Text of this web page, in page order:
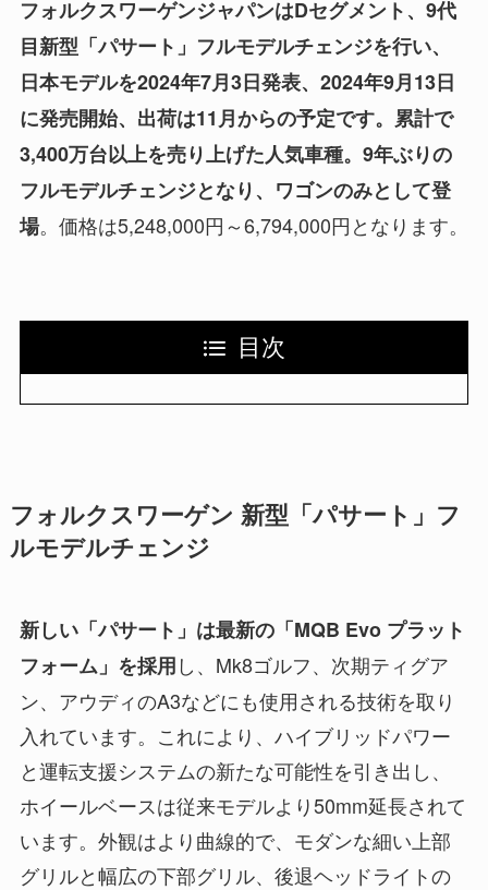
フォルクスワーゲンジャパンはDセグメント、9代
目新型「パサート」フルモデルチェンジを行い、
日本モデルを2024年7月3日発表、2024年9月13日
に発売開始、出荷は11月からの予定です。累計で
3,400万台以上を売り上げた人気車種。9年ぶりの
フルモデルチェンジとなり、ワゴンのみとして登
場。価格は5,248,000円～6,794,000円となります。
目次
フォルクスワーゲン 新型「パサート」フ
ルモデルチェンジ
新しい「パサート」は最新の「MQB Evo プラット
フォーム」を採用し、Mk8ゴルフ、次期ティグア
ン、アウディのA3などにも使用される技術を取り
入れています。これにより、ハイブリッドパワー
と運転支援システムの新たな可能性を引き出し、
ホイールベースは従来モデルより50mm延長されて
います。外観はより曲線的で、モダンな細い上部
グリルと幅広の下部グリル、後退ヘッドライトの